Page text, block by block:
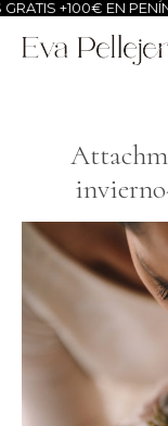
+100€ EN